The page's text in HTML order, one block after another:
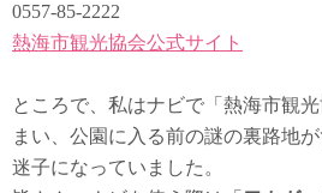
0557-85-2222
熱海市観光協会公式サイト
ところで、私はナビで「熱海市観
まい、公園に入る前の謎の裏路地
迷子になっていました。